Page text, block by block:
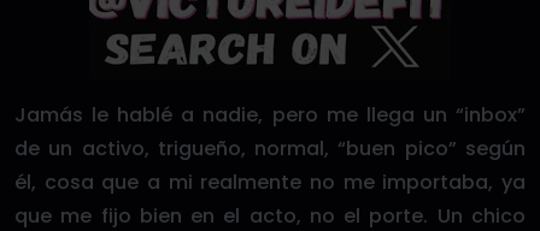
Jamás le hablé a nadie, pero me llega un “inbox”
de un activo, trigueño, normal, “buen pico” según
él, cosa que a mi realmente no me importaba, ya
que me fijo bien en el acto, no el porte. Un chico